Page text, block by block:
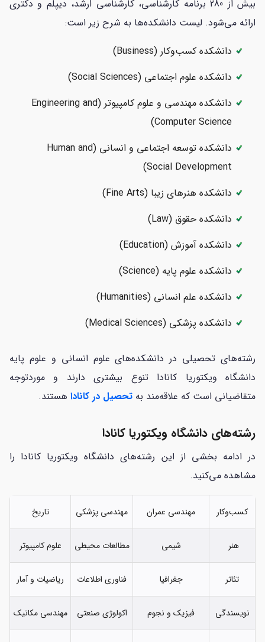
بیش از 280 برنامه کارشناسی، کارشناسی ارشد، دیپلم و دکتری
ارائه می‌شود. لیست دانشکده‌ها به شرح زیر است:
دانشکده‌ کسب‌وکار (Business)
دانشکده‌ علوم اجتماعی (Social Sciences)
دانشکده‌ مهندسی و علوم کامپیوتر (Engineering and
Computer Science)
دانشکده‌ توسعه اجتماعی و انسانی (Human and
Social Development)
دانشکده‌ هنرهای زیبا (Fine Arts)
دانشکده‌ حقوق (Law)
دانشکده‌ آموزش (Education)
دانشکده‌ علوم پایه (Science)
دانشکده‌ علم انسانی (Humanities)
دانشکده‌ پزشکی (Medical Sciences)
رشته‌های تحصیلی در دانشکده‌های علوم انسانی و علوم پایه
دانشگاه ویکتوریا کانادا تنوع بیشتری دارند و موردتوجه
متقاضیانی است که علاقه‌مند به تحصیل در کانادا هستند.
رشته‌های دانشگاه ویکتوریا کانادا
در ادامه بخشی از این رشته‌های دانشگاه ویکتوریا کانادا را
مشاهده می‌کنید.
کسب‌وکار مهندسی عمران مهندسی پزشکی تاریخ
هنر شیمی مطالعات محیطی علوم کامپیوتر
تئاتر جغرافیا فناوری اطلاعات ریاضیات و آمار
نویسندگی فیزیک و نجوم اکولوژی صنعتی مهندسی مکانیک